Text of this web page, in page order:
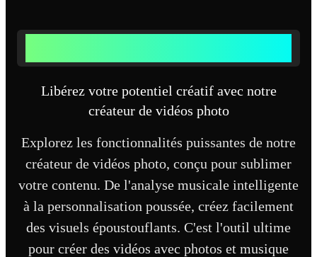
Libérez votre potentiel créatif avec notre
créateur de vidéos photo
Explorez les fonctionnalités puissantes de notre
créateur de vidéos photo, conçu pour sublimer
votre contenu. De l'analyse musicale intelligente
à la personnalisation poussée, créez facilement
des visuels époustouflants. C'est l'outil ultime
pour créer des vidéos avec photos et musique